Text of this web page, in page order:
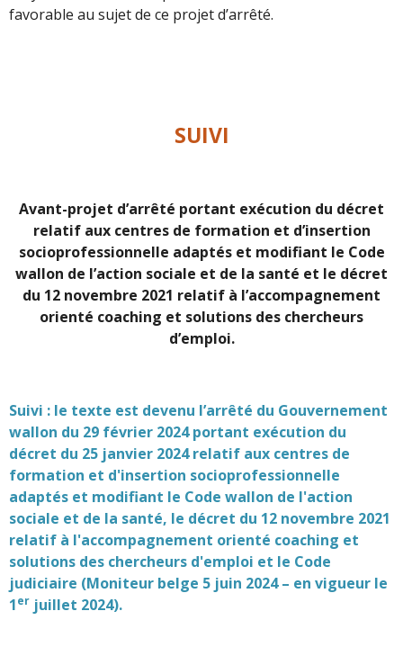
favorable au sujet de ce projet d’arrêté.
SUIVI
Avant-projet d’arrêté portant exécution du décret
relatif aux centres de formation et d’insertion
socioprofessionnelle adaptés et modifiant le Code
wallon de l’action sociale et de la santé et le décret
du 12 novembre 2021 relatif à l’accompagnement
orienté coaching et solutions des chercheurs
d’emploi.
Suivi : le texte est devenu l’arrêté du Gouvernement
wallon du 29 février 2024 portant exécution du
décret du 25 janvier 2024 relatif aux centres de
formation et d'insertion socioprofessionnelle
adaptés et modifiant le Code wallon de l'action
sociale et de la santé, le décret du 12 novembre 2021
relatif à l'accompagnement orienté coaching et
solutions des chercheurs d'emploi et le Code
judiciaire (Moniteur belge 5 juin 2024 – en vigueur le
1er juillet 2024).